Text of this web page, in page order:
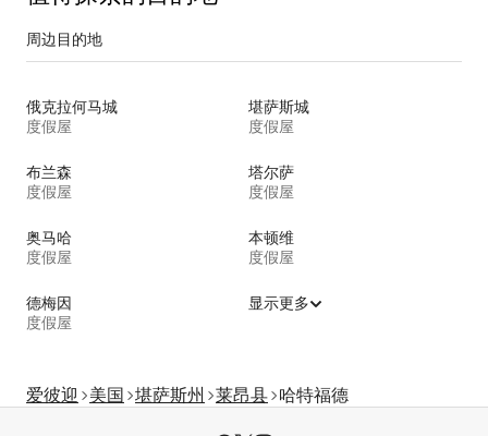
周边目的地
俄克拉何马城
度假屋
堪萨斯城
度假屋
布兰森
度假屋
塔尔萨
度假屋
奥马哈
度假屋
本顿维
度假屋
德梅因
度假屋
显示更多
爱彼迎 美国 堪萨斯州 莱昂县 哈特福德